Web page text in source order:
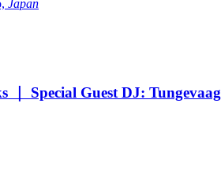
Japan
Special Guest DJ: Tungevaag